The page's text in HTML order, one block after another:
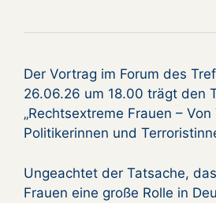
Der Vortrag im Forum des
26.06.26 um 18.00 trägt den
„Rechtsextreme Frauen –
Politikerinnen und
Ungeachtet der Tatsache,
Frauen eine große Rolle in